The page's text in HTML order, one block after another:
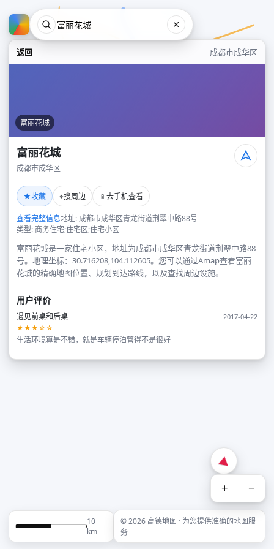
返回 成都市成华区
富丽花城
富丽花城
成都市成华区
★收藏 ⌖搜周边 📱 去手机查看
查看完整信息地址: 成都市成华区青龙街道荆翠中路88号
类型: 商务住宅;住宅区;住宅小区
富丽花城是一家住宅小区，地址为成都市成华区青龙街道荆翠中路88
号。地理坐标：30.716208,104.112605。您可以通过Amap查看富丽
花城的精确地图位置、规划到达路线，以及查找周边设施。
用户评价
遇见前桌和后桌
2017-04-22
★★★☆☆
生活环境算是不错，就是车辆停泊管得不是很好
+ −
10
km
© 2026 高德地图 · 为您提供准确的地图服
务